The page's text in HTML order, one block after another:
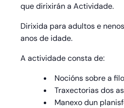
que dirixirán a Actividade.
Dirixida para adultos e
anosde idade.
A actividade consta de:
Nocións sobre a
Traxectorias dos
Manexo dun